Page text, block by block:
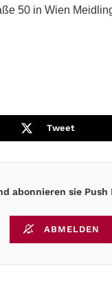
50 in Wien
Tweet
abonnieren sie
ABMELDEN